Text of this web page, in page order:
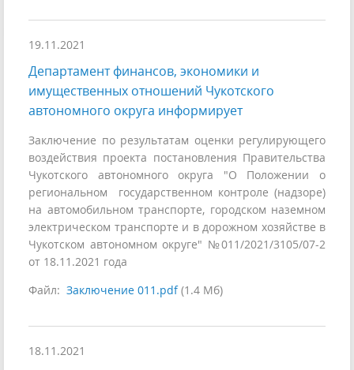
19.11.2021
Департамент финансов, экономики и
имущественных отношений Чукотского
автономного округа информирует
Заключение по результатам оценки регулирующего
воздействия проекта постановления Правительства
Чукотского автономного округа "О Положении о
региональном государственном контроле (надзоре)
на автомобильном транспорте, городском наземном
электрическом транспорте и в дорожном хозяйстве в
Чукотском автономном округе" №011/2021/3105/07-2
от 18.11.2021 года
Файл: Заключение 011.pdf(1.4 Мб)
18.11.2021